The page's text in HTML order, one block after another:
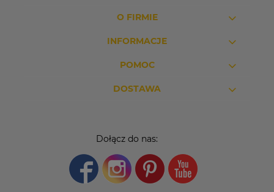
O FIRMIE
INFORMACJE
POMOC
DOSTAWA
Dołącz do nas: